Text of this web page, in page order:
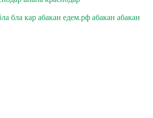
бла кар абакан едем.рф абакан абакан